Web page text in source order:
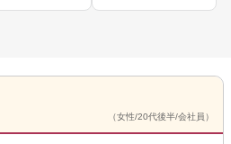
（女性/20代後半/会社員）